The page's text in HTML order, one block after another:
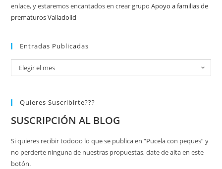
enlace, y estaremos encantados en crear grupoApoyo a familias de
prematuros Valladolid
Entradas Publicadas
Elegir el mes
Quieres Suscribirte???
SUSCRIPCIÓN AL BLOG
Si quieres recibir todooo lo que se publica en “Pucela con peques” y
no perderte ninguna de nuestras propuestas, date de alta en este
botón.